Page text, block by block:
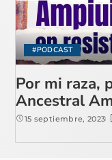
#PODCAST
Por mi raza,
Ancestral
15 septiembre, 2023